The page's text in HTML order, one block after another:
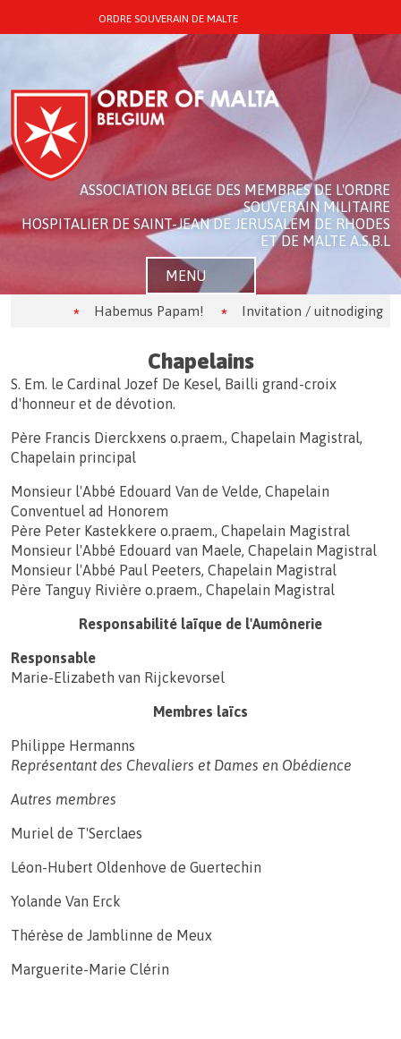
ORDRE SOUVERAIN DE MALTE
ASSOCIATION BELGE DES MEMBRES DE L'ORDRE
SOUVERAIN MILITAIRE
HOSPITALIER DE SAINT-JEAN DE JERUSALEM DE RHODES
ET DE MALTE A.S.B.L
MENU
Habemus Papam! Invitation / uitnodiging
Chapelains
S. Em. le Cardinal Jozef De Kesel, Bailli grand-croix
d'honneur et de dévotion.
Père Francis Dierckxens o.praem., Chapelain Magistral,
Chapelain principal
Monsieur l'Abbé Edouard Van de Velde, Chapelain
Conventuel ad Honorem
Père Peter Kastekkere o.praem., Chapelain Magistral
Monsieur l'Abbé Edouard van Maele, Chapelain Magistral
Monsieur l'Abbé Paul Peeters, Chapelain Magistral
Père Tanguy Rivière o.praem., Chapelain Magistral
Responsabilité laïque de l'Aumônerie
Responsable
Marie-Elizabeth van Rijckevorsel
Membres laïcs
Philippe Hermanns
Représentant des Chevaliers et Dames en Obédience
Autres membres
Muriel de T'Serclaes
Léon-Hubert Oldenhove de Guertechin
Yolande Van Erck
Thérèse de Jamblinne de Meux
Marguerite-Marie Clérin